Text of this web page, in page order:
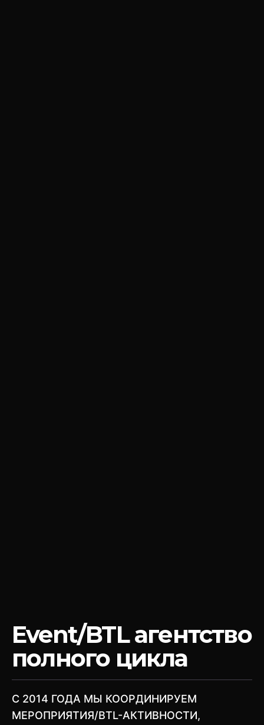
Event/BTL агентство
полного цикла
C 2014 ГОДА МЫ КООРДИНИРУЕМ
МЕРОПРИЯТИЯ/BTL-АКТИВНОСТИ,